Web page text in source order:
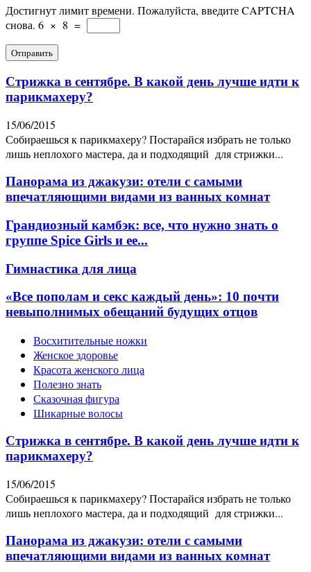
Достигнут лимит времени. Пожалуйста, введите CAPTCHA
снова. 6 × 8 =
Стрижка в сентябре. В какой день лучше идти к
парикмахеру?
15/06/2015
Собираешься к парикмахеру? Постарайся избрать не только
лишь неплохого мастера, да и подходящий для стрижки...
Панорама из джакузи: отели с самыми
впечатляющими видами из ванных комнат
Грандиозный камбэк: все, что нужно знать о
группе Spice Girls и ее...
Гимнастика для лица
«Все пополам и секс каждый день»: 10 почти
невыполнимых обещаний будущих отцов
Восхитительные ножки
Женское здоровье
Красота женского лица
Полезно знать
Сказочная фигура
Шикарные волосы
Стрижка в сентябре. В какой день лучше идти к
парикмахеру?
15/06/2015
Собираешься к парикмахеру? Постарайся избрать не только
лишь неплохого мастера, да и подходящий для стрижки...
Панорама из джакузи: отели с самыми
впечатляющими видами из ванных комнат